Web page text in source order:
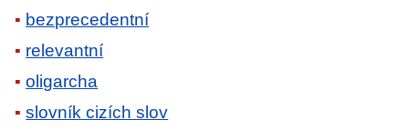
bezprecedentní
relevantní
oligarcha
slovník cizích slov